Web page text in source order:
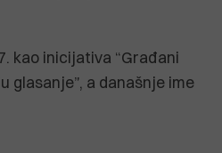
kao inicijativa “Građani
glasanje”, a današnje ime